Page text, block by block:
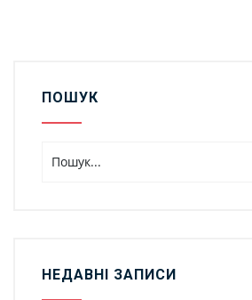
ПОШУК
НЕДАВНІ ЗАПИСИ